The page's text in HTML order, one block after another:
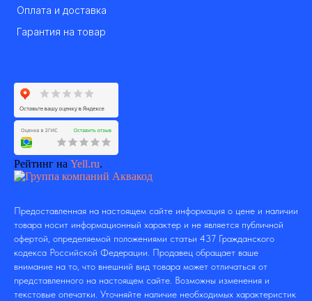
Оплата и доставка
Гарантия на товар
Рейтинг на Yell.ru.
Предоставленная на настоящем сайте информация о цене и наличии
товара носит информационный характер и не является публичной
офертой, определяемой положениями статьи 437 Гражданского
кодекса Российской Федерации. Продавец обращает ваше
внимание на то, что внешний вид товара может отличаться от
представленного на настоящем сайте. Возможны изменения и
текстовые опечатки. Уточняйте наличие необходимых характеристик